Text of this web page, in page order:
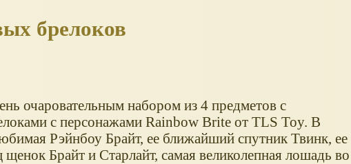
брелоков
очаровательным набором из 4 предметов с
с персонажами Rainbow Brite от TLS Toy. В
Рэйнбоу Брайт, ее ближайший спутник Твинк, ее
Брайт и Старлайт, самая великолепная лошадь во